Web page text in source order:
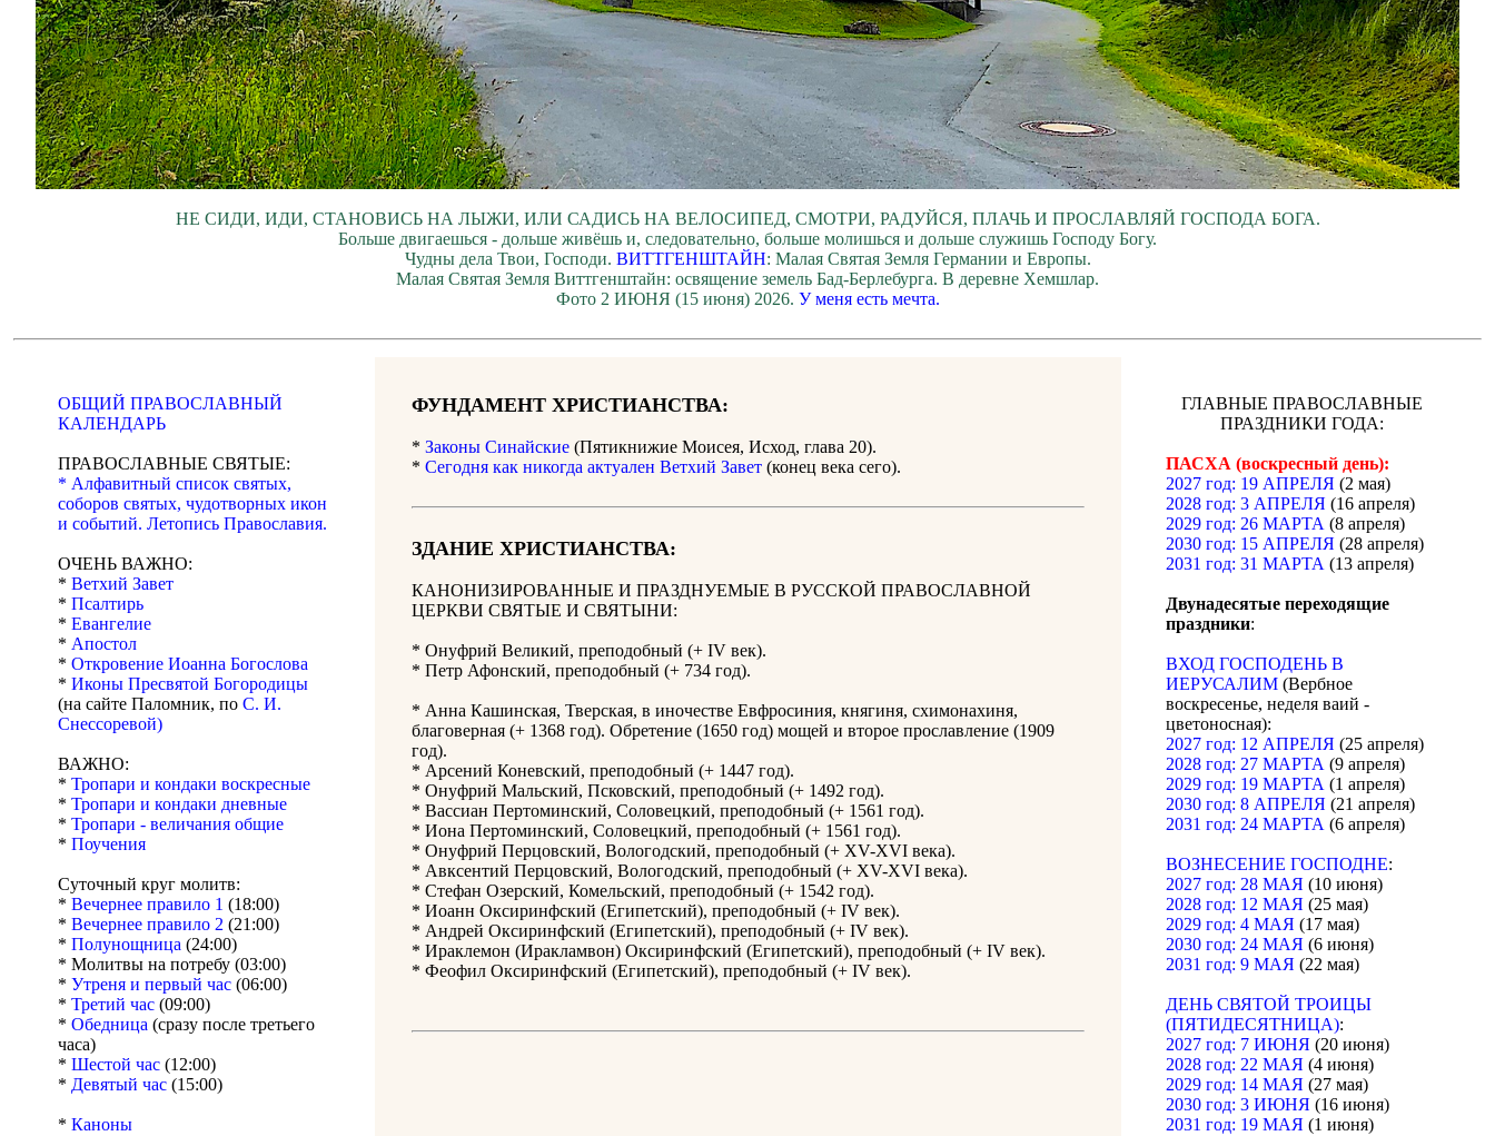
НЕ СИДИ, ИДИ, СТАНОВИСЬ НА ЛЫЖИ, ИЛИ САДИСЬ НА ВЕЛОСИПЕД, СМОТРИ, РАДУЙСЯ, ПЛАЧЬ И ПРОСЛАВЛЯЙ ГОСПОДА БОГА.
Больше двигаешься - дольше живёшь и, следовательно, больше молишься и дольше служишь Господу Богу.
Чудны дела Твои, Господи. ВИТТГЕНШТАЙН: Малая Святая Земля Германии и Европы.
Малая Святая Земля Виттгенштайн: освящение земель Бад-Берлебурга. В деревне Хемшлар.
Фото 2 ИЮНЯ (15 июня) 2026. У меня есть мечта.
ОБЩИЙ ПРАВОСЛАВНЫЙ
КАЛЕНДАРЬ
ПРАВОСЛАВНЫЕ СВЯТЫЕ:
* Алфавитный список святых,
соборов святых, чудотворных икон
и событий. Летопись Православия.
ОЧЕНЬ ВАЖНО:
* Ветхий Завет
* Псалтирь
* Евангелие
* Апостол
* Откровение Иоанна Богослова
* Иконы Пресвятой Богородицы
(на сайте Паломник, по С. И.
Снессоревой)
ВАЖНО:
* Тропари и кондаки воскресные
* Тропари и кондаки дневные
* Тропари - величания общие
* Поучения
Суточный круг молитв:
* Вечернее правило 1 (18:00)
* Вечернее правило 2 (21:00)
* Полунощница (24:00)
* Молитвы на потребу (03:00)
* Утреня и первый час (06:00)
* Третий час (09:00)
* Обедница (сразу после третьего
часа)
* Шестой час (12:00)
* Девятый час (15:00)
* Каноны
ФУНДАМЕНТ ХРИСТИАНСТВА:
* Законы Синайские (Пятикнижие Моисея, Исход, глава 20).
* Сегодня как никогда актуален Ветхий Завет (конец века сего).
ЗДАНИЕ ХРИСТИАНСТВА:
КАНОНИЗИРОВАННЫЕ И ПРАЗДНУЕМЫЕ В РУССКОЙ ПРАВОСЛАВНОЙ
ЦЕРКВИ СВЯТЫЕ И СВЯТЫНИ:
* Онуфрий Великий, преподобный (+ IV век).
* Петр Афонский, преподобный (+ 734 год).
* Анна Кашинская, Тверская, в иночестве Евфросиния, княгиня, схимонахиня,
благоверная (+ 1368 год). Обретение (1650 год) мощей и второе прославление (1909
год).
* Арсений Коневский, преподобный (+ 1447 год).
* Онуфрий Мальский, Псковский, преподобный (+ 1492 год).
* Вассиан Пертоминский, Соловецкий, преподобный (+ 1561 год).
* Иона Пертоминский, Соловецкий, преподобный (+ 1561 год).
* Онуфрий Перцовский, Вологодский, преподобный (+ XV-XVI века).
* Авксентий Перцовский, Вологодский, преподобный (+ XV-XVI века).
* Стефан Озерский, Комельский, преподобный (+ 1542 год).
* Иоанн Оксиринфский (Египетский), преподобный (+ IV век).
* Андрей Оксиринфский (Египетский), преподобный (+ IV век).
* Ираклемон (Иракламвон) Оксиринфский (Египетский), преподобный (+ IV век).
* Феофил Оксиринфский (Египетский), преподобный (+ IV век).
ГЛАВНЫЕ ПРАВОСЛАВНЫЕ
ПРАЗДНИКИ ГОДА:
ПАСХА (воскресный день):
2027 год: 19 АПРЕЛЯ (2 мая)
2028 год: 3 АПРЕЛЯ (16 апреля)
2029 год: 26 МАРТА (8 апреля)
2030 год: 15 АПРЕЛЯ (28 апреля)
2031 год: 31 МАРТА (13 апреля)
Двунадесятые переходящие
праздники:
ВХОД ГОСПОДЕНЬ В
ИЕРУСАЛИМ (Вербное
воскресенье, неделя ваий -
цветоносная):
2027 год: 12 АПРЕЛЯ (25 апреля)
2028 год: 27 МАРТА (9 апреля)
2029 год: 19 МАРТА (1 апреля)
2030 год: 8 АПРЕЛЯ (21 апреля)
2031 год: 24 МАРТА (6 апреля)
ВОЗНЕСЕНИЕ ГОСПОДНЕ:
2027 год: 28 МАЯ (10 июня)
2028 год: 12 МАЯ (25 мая)
2029 год: 4 МАЯ (17 мая)
2030 год: 24 МАЯ (6 июня)
2031 год: 9 МАЯ (22 мая)
ДЕНЬ СВЯТОЙ ТРОИЦЫ
(ПЯТИДЕСЯТНИЦА):
2027 год: 7 ИЮНЯ (20 июня)
2028 год: 22 МАЯ (4 июня)
2029 год: 14 МАЯ (27 мая)
2030 год: 3 ИЮНЯ (16 июня)
2031 год: 19 МАЯ (1 июня)